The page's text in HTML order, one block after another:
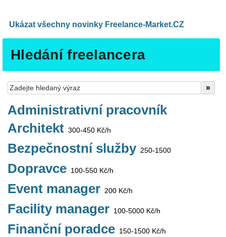
Hledání freelancera
Administrativní pracovník
Architekt 300-450 Kč/h
Bezpečnostní služby 250-1500
Dopravce 100-550 Kč/h
Event manager 200 Kč/h
Facility manager 100-5000 Kč/h
Finanční poradce 150-1500 Kč/h
Ukázat všechny novinky Freelance-Market.CZ